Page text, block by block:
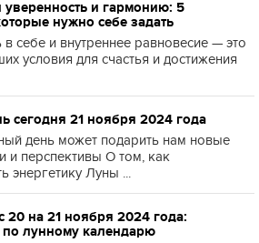
уверенность и гармонию: 5
нужно себе задать
в себе и внутреннее равновесие — это
условия для счастья и достижения
сегодня 21 ноября 2024 года
день может подарить нам новые
и перспективы О том, как
энергетику Луны ...
20 на 21 ноября 2024 года:
по лунному календарю